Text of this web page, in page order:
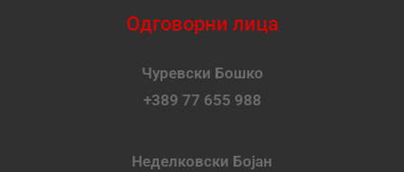
Одговорни лица
Чуревски Бошко
+389 77 655 988
Неделковски Бојан